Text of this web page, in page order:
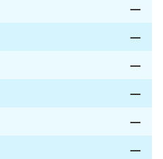
—
—
—
—
—
—